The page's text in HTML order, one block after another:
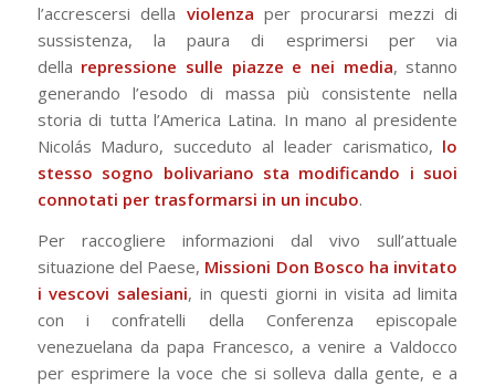
l’accrescersi della violenza per procurarsi mezzi di
sussistenza, la paura di esprimersi per via
della repressione sulle piazze e nei media, stanno
generando l’esodo di massa più consistente nella
storia di tutta l’America Latina. In mano al presidente
Nicolás Maduro, succeduto al leader carismatico, lo
stesso sogno bolivariano sta modificando i suoi
connotati per trasformarsi in un incubo.
Per raccogliere informazioni dal vivo sull’attuale
situazione del Paese, Missioni Don Bosco ha invitato
i vescovi salesiani, in questi giorni in visita ad limita
con i confratelli della Conferenza episcopale
venezuelana da papa Francesco, a venire a Valdocco
per esprimere la voce che si solleva dalla gente, e a